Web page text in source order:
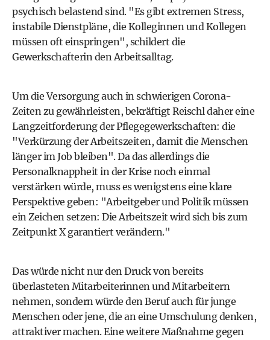
psychisch belastend sind. "Es gibt extremen Stress,
instabile Dienstpläne, die Kolleginnen und Kollegen
müssen oft einspringen", schildert die
Gewerkschafterin den Arbeitsalltag.
Um die Versorgung auch in schwierigen Corona-
Zeiten zu gewährleisten, bekräftigt Reischl daher eine
Langzeitforderung der Pflegegewerkschaften: die
"Verkürzung der Arbeitszeiten, damit die Menschen
länger im Job bleiben". Da das allerdings die
Personalknappheit in der Krise noch einmal
verstärken würde, muss es wenigstens eine klare
Perspektive geben: "Arbeitgeber und Politik müssen
ein Zeichen setzen: Die Arbeitszeit wird sich bis zum
Zeitpunkt X garantiert verändern."
Das würde nicht nur den Druck von bereits
überlasteten Mitarbeiterinnen und Mitarbeitern
nehmen, sondern würde den Beruf auch für junge
Menschen oder jene, die an eine Umschulung denken,
attraktiver machen. Eine weitere Maßnahme gegen